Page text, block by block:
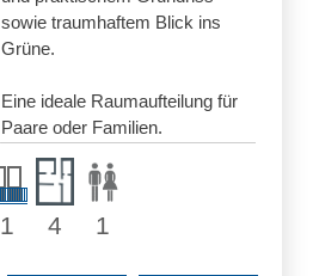
sowie traumhaftem Blick ins
Grüne.
Eine ideale Raumaufteilung für
Paare oder Familien.
1 4 1